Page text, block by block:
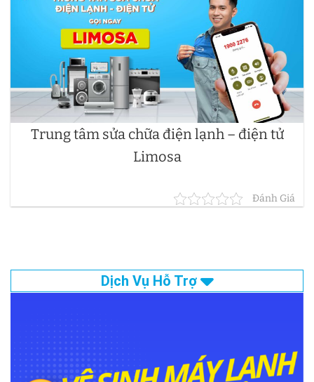
Trung tâm sửa chữa điện lạnh – điện tử
Limosa
Đánh Giá
Dịch Vụ Hỗ Trợ